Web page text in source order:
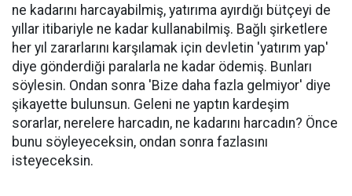
ne kadarını harcayabilmiş, yatırıma ayırdığı bütçeyi de
yıllar itibariyle ne kadar kullanabilmiş. Bağlı şirketlere
her yıl zararlarını karşılamak için devletin 'yatırım yap'
diye gönderdiği paralarla ne kadar ödemiş. Bunları
söylesin. Ondan sonra 'Bize daha fazla gelmiyor' diye
şikayette bulunsun. Geleni ne yaptın kardeşim
sorarlar, nerelere harcadın, ne kadarını harcadın? Önce
bunu söyleyeceksin, ondan sonra fazlasını
isteyeceksin.